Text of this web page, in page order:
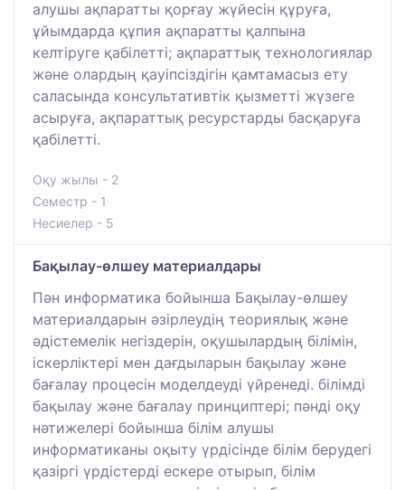
алушы ақпаратты қорғау жүйесін құруға,
ұйымдарда құпия ақпаратты қалпына
келтіруге қабілетті; ақпараттық технологиялар
және олардың қауіпсіздігін қамтамасыз ету
саласында консультативтік қызметті жүзеге
асыруға, ақпараттық ресурстарды басқаруға
қабілетті.
Оқу жылы - 2
Семестр - 1
Несиелер - 5
Бақылау-өлшеу материалдары
Пән информатика бойынша Бақылау-өлшеу
материалдарын әзірлеудің теориялық және
әдістемелік негіздерін, оқушылардың білімін,
іскерліктері мен дағдыларын бақылау және
бағалау процесін моделдеуді үйренеді. білімді
бақылау және бағалау принциптері; пәнді оқу
нәтижелері бойынша білім алушы
информатиканы оқыту үрдісінде білім берудегі
қазіргі үрдістерді ескере отырып, білім